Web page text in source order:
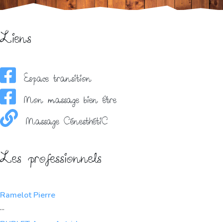
Liens
Espace transition
Mon massage bien être
Massage CénesthétiC
Les professionnels
Ramelot Pierre
...